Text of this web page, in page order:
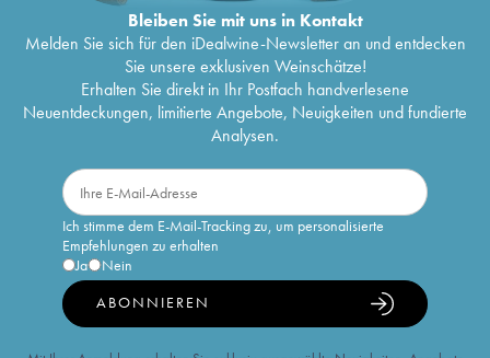
Bleiben Sie mit uns in Kontakt
Melden Sie sich für den iDealwine-Newsletter an und entdecken
Sie unsere exklusiven Weinschätze!
Erhalten Sie direkt in Ihr Postfach handverlesene
Neuentdeckungen, limitierte Angebote, Neuigkeiten und fundierte
Analysen.
Ich stimme dem E-Mail-Tracking zu, um personalisierte
Empfehlungen zu erhalten
Ja
Nein
ABONNIEREN